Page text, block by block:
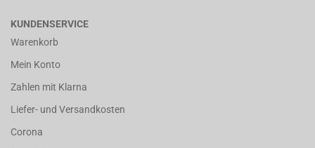
KUNDENSERVICE
Warenkorb
Mein Konto
Zahlen mit Klarna
Liefer- und Versandkosten
Corona